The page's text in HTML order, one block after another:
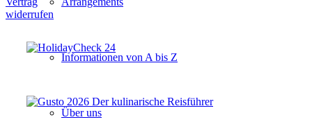
Informationen von A bis Z
Über uns
widerrufen